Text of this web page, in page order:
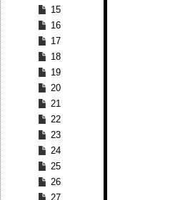
15
16
17
18
19
20
21
22
23
24
25
26
27